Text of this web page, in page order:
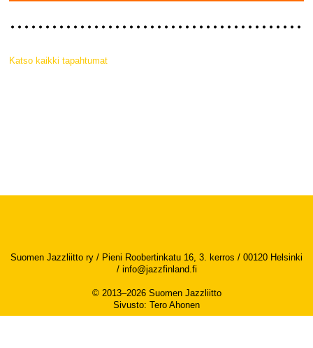
Katso kaikki tapahtumat
Suomen Jazzliitto ry / Pieni Roobertinkatu 16, 3. kerros / 00120 Helsinki
/ info@jazzfinland.fi
© 2013–2026 Suomen Jazzliitto
Sivusto: Tero Ahonen